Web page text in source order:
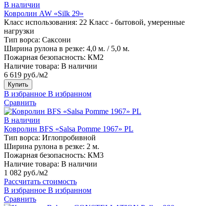
В наличии
Ковролин AW «Silk 29»
Класс использования: 22 Класс - бытовой, умеренные
нагрузки
Тип ворса: Саксони
Ширина рулона в резке: 4,0 м. / 5,0 м.
Пожарная безопасность: КМ2
Наличие товара: В наличии
6 619 руб./м2
Купить
В избранное В избранном
Сравнить
В наличии
Ковролин BFS «Salsa Pomme 1967» PL
Тип ворса: Иглопробивной
Ширина рулона в резке: 2 м.
Пожарная безопасность: КМ3
Наличие товара: В наличии
1 082 руб./м2
Рассчитать стоимость
В избранное В избранном
Сравнить